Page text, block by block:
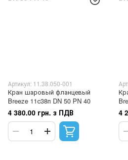
Артикул: 11.38.050-001
Кран шаровый фланцевый
Breeze 11с38п DN 50 PN 40
4 380.00 грн. з ПДВ 4